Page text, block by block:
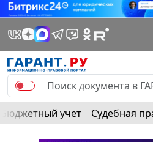
Бюджетный учет Судебная